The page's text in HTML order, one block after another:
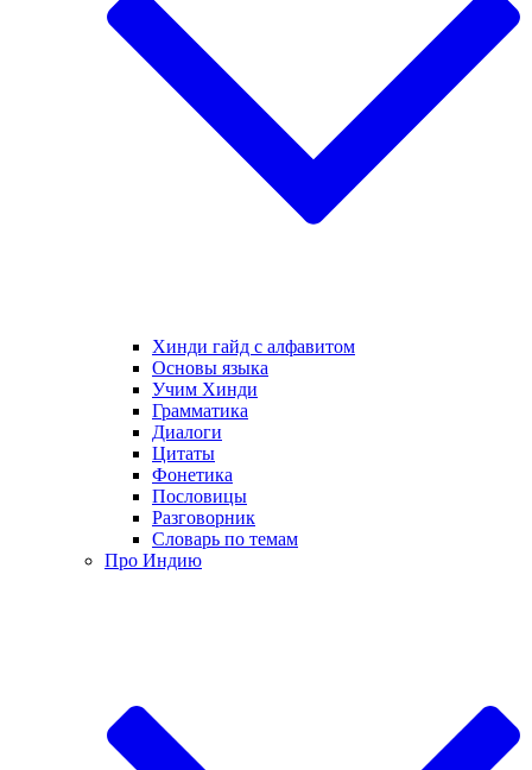
Хинди гайд с алфавитом
Основы языка
Учим Хинди
Грамматика
Диалоги
Цитаты
Фонетика
Пословицы
Разговорник
Словарь по темам
Про Индию